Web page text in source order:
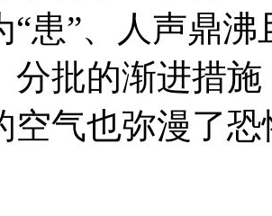
“患”、人声鼎
分批的渐进措
空气也弥漫了